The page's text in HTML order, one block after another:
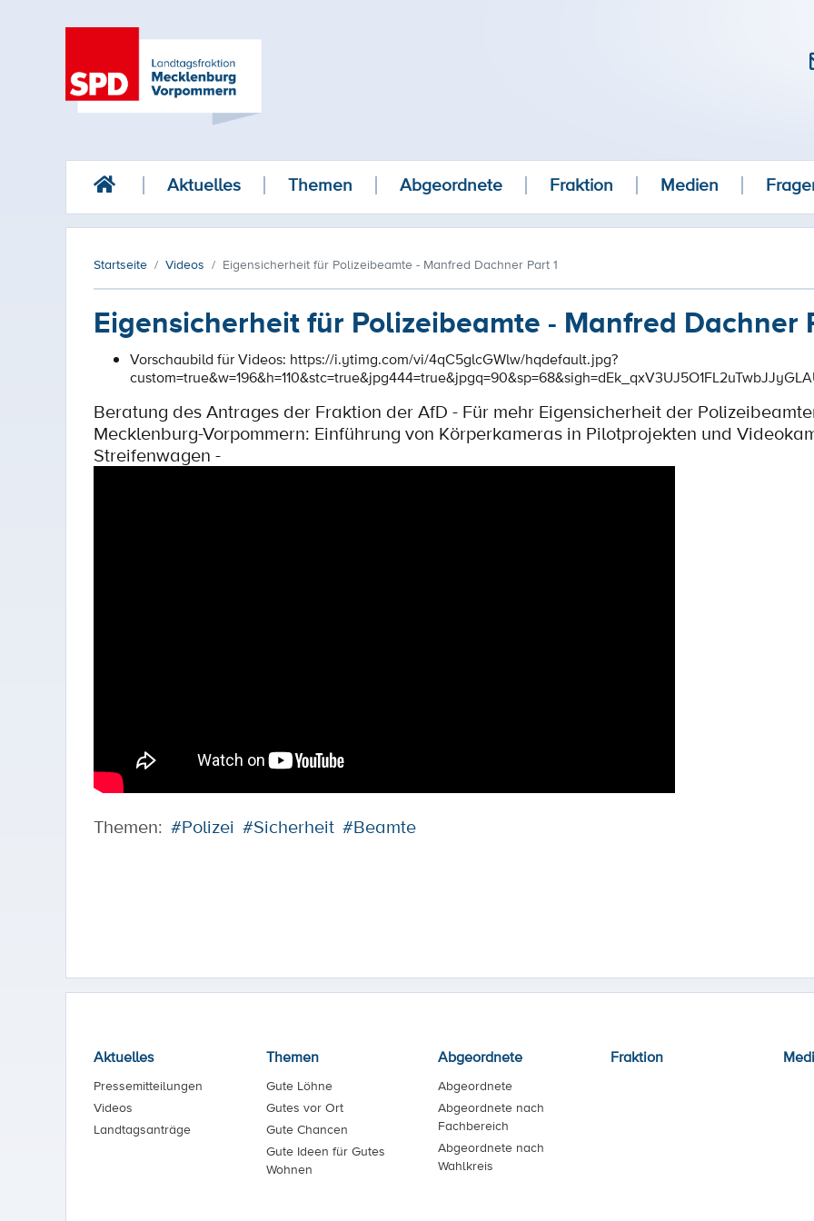
Aktuelles Themen Abgeordnete Fraktion Medien
Startseite Videos Eigensicherheit für Polizeibeamte - Manfred Dachner Part 1
Eigensicherheit für Polizeibeamte - Manfred Dachner
Vorschaubild für Videos: https://i.ytimg.com/vi/4qC5glcGWlw/hqdefault.jpg?
Beratung des Antrages der Fraktion der AfD - Für mehr Eigensicherheit der
Mecklenburg-Vorpommern: Einführung von Körperkameras in Pilotprojekten und
Streifenwagen -
Themen: #Polizei #Sicherheit #Beamte
Aktuelles
Pressemitteilungen
Videos
Landtagsanträge
Themen
Gute Löhne
Gutes vor Ort
Gute Chancen
Gute Ideen für Gutes
Wohnen
Abgeordnete
Abgeordnete
Abgeordnete nach
Fachbereich
Abgeordnete nach
Wahlkreis
Fraktion